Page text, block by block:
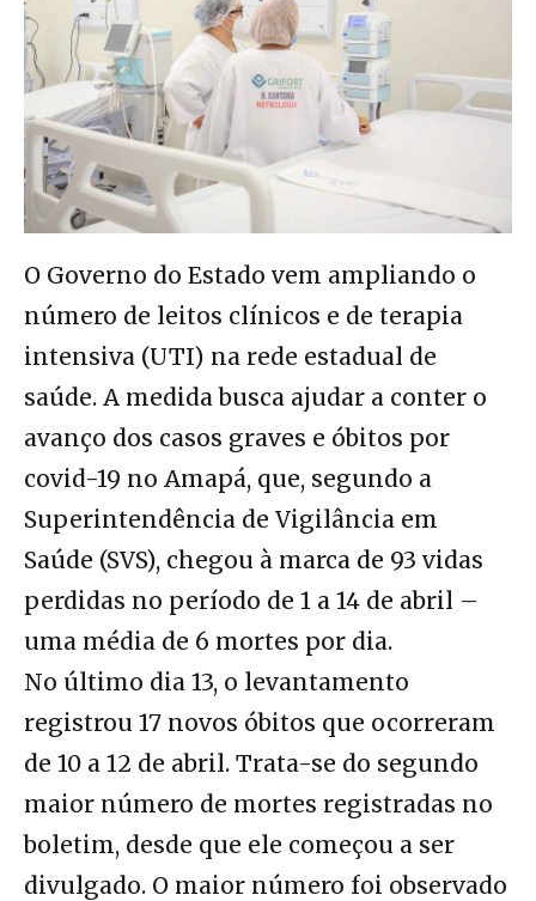
O Governo do Estado vem ampliando o
número de leitos clínicos e de terapia
intensiva (UTI) na rede estadual de
saúde. A medida busca ajudar a conter o
avanço dos casos graves e óbitos por
covid-19 no Amapá, que, segundo a
Superintendência de Vigilância em
Saúde (SVS), chegou à marca de 93 vidas
perdidas no período de 1 a 14 de abril –
uma média de 6 mortes por dia.
No último dia 13, o levantamento
registrou 17 novos óbitos que ocorreram
de 10 a 12 de abril. Trata-se do segundo
maior número de mortes registradas no
boletim, desde que ele começou a ser
divulgado. O maior número foi observado